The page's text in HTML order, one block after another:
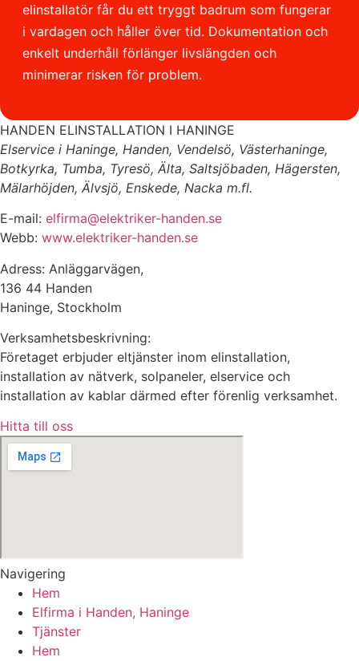
elinstallatör får du ett tryggt badrum som fungerar
i vardagen och håller över tid. Dokumentation och
enkelt underhåll förlänger livslängden och
minimerar risken för problem.
HANDEN ELINSTALLATION I HANINGE
Elservice i Haninge, Handen, Vendelsö, Västerhaninge,
Botkyrka, Tumba, Tyresö, Älta, Saltsjöbaden, Hägersten,
Mälarhöjden, Älvsjö, Enskede, Nacka m.fl.
E-mail: elfirma@elektriker-handen.se
Webb: www.elektriker-handen.se
Adress: Anläggarvägen,
136 44 Handen
Haninge, Stockholm
Verksamhetsbeskrivning:
Företaget erbjuder eltjänster inom elinstallation,
installation av nätverk, solpaneler, elservice och
installation av kablar därmed efter förenlig verksamhet.
Hitta till oss
Navigering
Hem
Elfirma i Handen, Haninge
Tjänster
Hem